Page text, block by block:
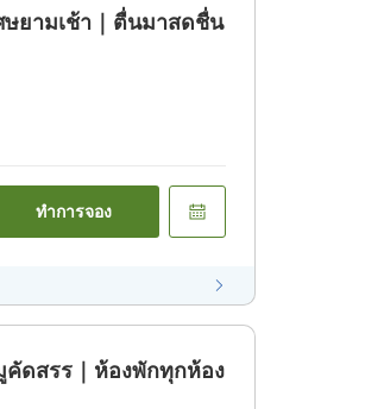
ยามเช้า｜ตื่นมาสดชื่น
ทำการจอง
ดสรร｜ห้องพักทุกห้อง